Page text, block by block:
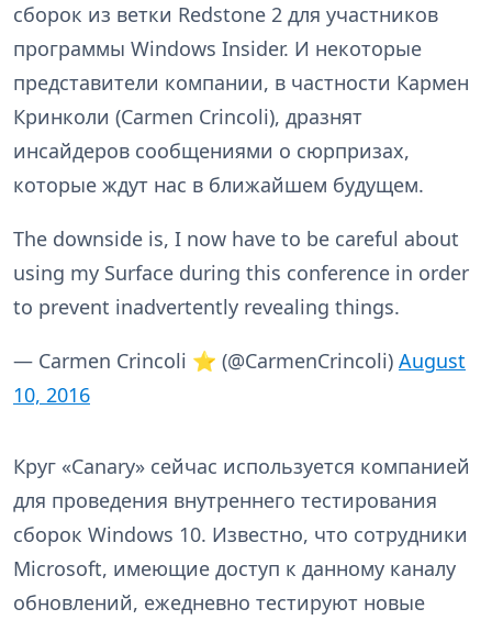
сборок из ветки Redstone 2 для участников
программы Windows Insider. И некоторые
представители компании, в частности Кармен
Кринколи (Carmen Crincoli), дразнят
инсайдеров сообщениями о сюрпризах,
которые ждут нас в ближайшем будущем.
The downside is, I now have to be careful about
using my Surface during this conference in order
to prevent inadvertently revealing things.
— Carmen Crincoli ⭐️ (@CarmenCrincoli) August
10, 2016
Круг «Canary» сейчас используется компанией
для проведения внутреннего тестирования
сборок Windows 10. Известно, что сотрудники
Microsoft, имеющие доступ к данному каналу
обновлений, ежедневно тестируют новые